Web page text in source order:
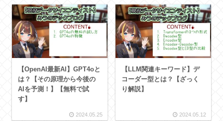
【OpenAI最新AI】GPT4oと
は？【その原理から今後の
AIを予測！】【無料で試
す】
2024.05.25
【LLM関連キーワード】デ
コーダー型とは？【ざっく
り解説】
2024.05.12